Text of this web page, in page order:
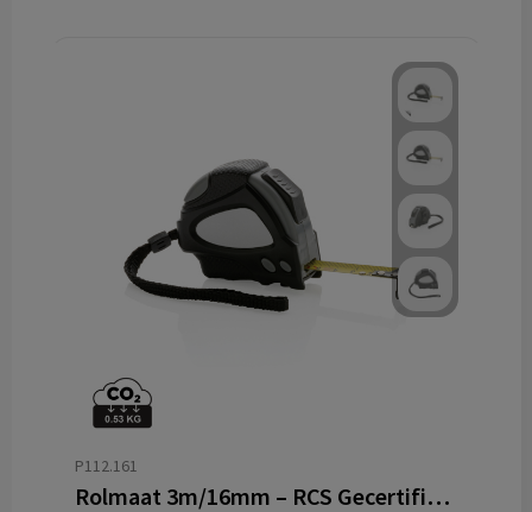
P112.161
Rolmaat 3m/16mm – RCS Gecertificeerd Gerecycled ABS met TRP Grip